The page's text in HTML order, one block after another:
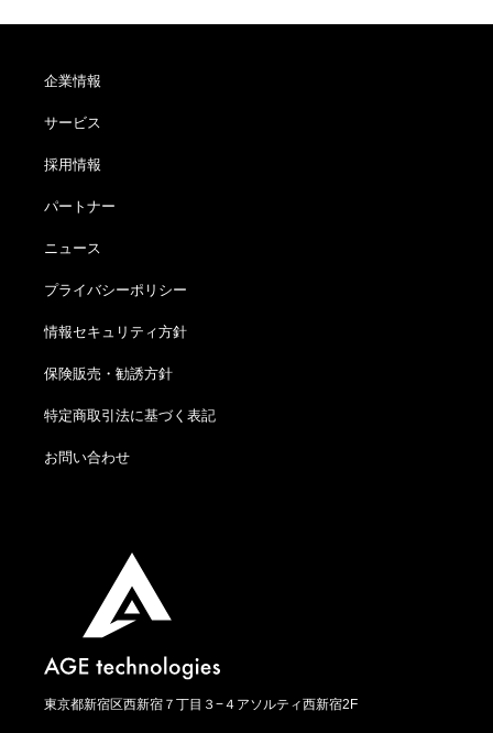
企業情報
サービス
採用情報
パートナー
ニュース
プライバシーポリシー
情報セキュリティ方針
保険販売・勧誘方針
特定商取引法に基づく表記
お問い合わせ
東京都新宿区西新宿７丁目３−４アソルティ西新宿2F